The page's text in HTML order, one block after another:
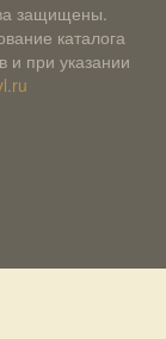
защищены.
каталога
и при указании